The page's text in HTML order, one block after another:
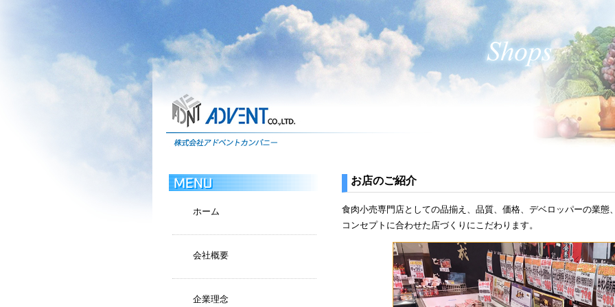
ホーム
会社概要
企業理念
お店のご紹介
食肉小売専門店としての品揃え、品質、価格、デベロッパーの業態
コンセプトに合わせた店づくりにこだわります。